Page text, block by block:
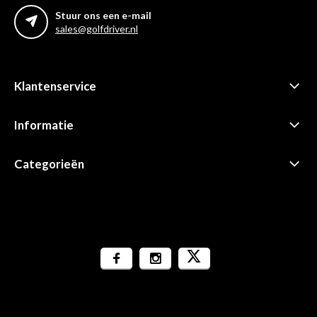
Stuur ons een e-mail
sales@golfdriver.nl
Klantenservice
Informatie
Categorieën